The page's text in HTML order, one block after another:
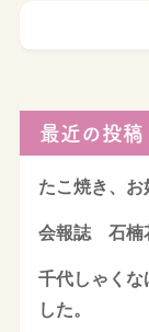
最近の投稿
たこ焼き、
会報誌 石楠
千代しゃく
した。